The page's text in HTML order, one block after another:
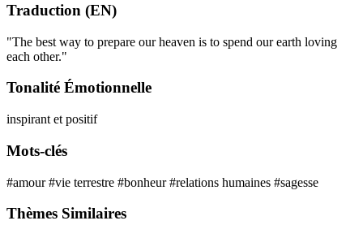
Traduction (EN)
"The best way to prepare our heaven is to spend our earth loving
each other."
Tonalité Émotionnelle
inspirant et positif
Mots-clés
#amour#vie terrestre #bonheur#relations humaines #sagesse
Thèmes Similaires